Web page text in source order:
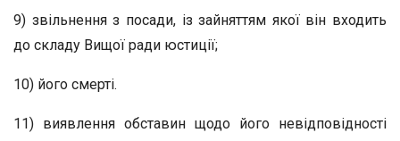
9) звільнення з посади, із зайняттям якої він входить
до складу Вищої ради юстиції;
10) його смерті.
11) виявлення обставин щодо його невідповідності